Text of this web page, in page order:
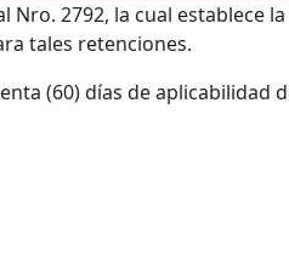
Nro. 2792, la cual
tales retenciones.
(60) días de